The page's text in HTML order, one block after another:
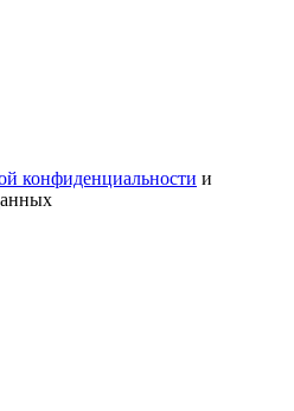
конфиденциальности и